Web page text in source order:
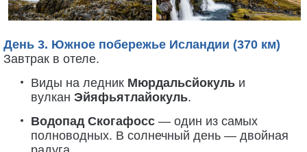
День 3. Южное побережье Исландии (370 км)
Завтрак в отеле.
Виды на ледник Мюрдальсйокуль и
вулкан Эйяфьятлайокуль.
Водопад Скогафосс — один из самых
полноводных. В солнечный день — двойная